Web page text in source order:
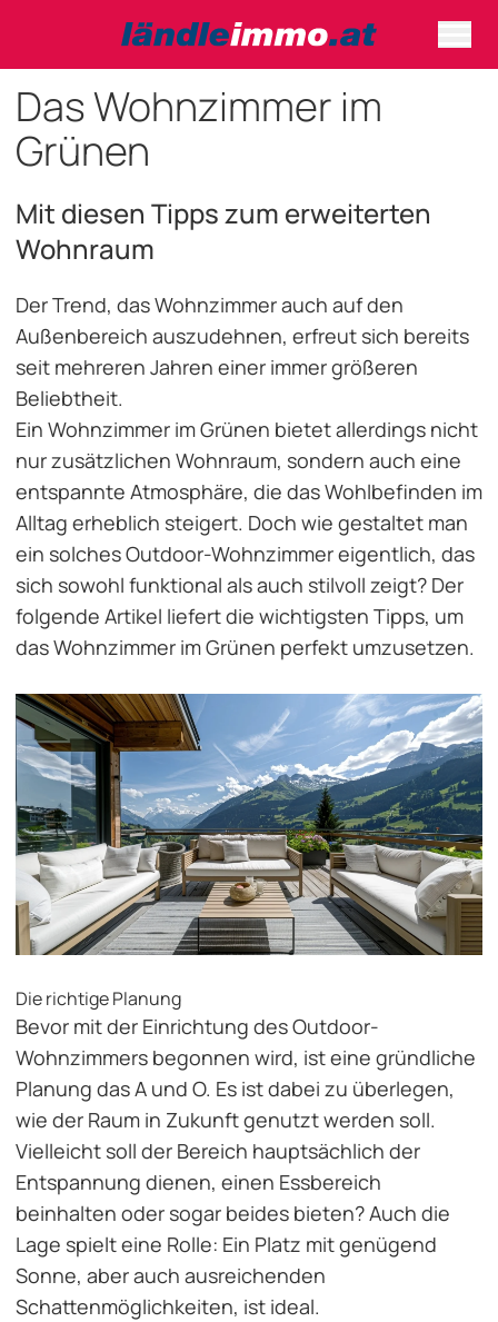
Das Wohnzimmer im
Grünen
Mit diesen Tipps zum erweiterten
Wohnraum
Der Trend, das Wohnzimmer auch auf den
Außenbereich auszudehnen, erfreut sich bereits
seit mehreren Jahren einer immer größeren
Beliebtheit.
Ein Wohnzimmer im Grünen bietet allerdings nicht
nur zusätzlichen Wohnraum, sondern auch eine
entspannte Atmosphäre, die das Wohlbefinden im
Alltag erheblich steigert. Doch wie gestaltet man
ein solches Outdoor-Wohnzimmer eigentlich, das
sich sowohl funktional als auch stilvoll zeigt? Der
folgende Artikel liefert die wichtigsten Tipps, um
das Wohnzimmer im Grünen perfekt umzusetzen.
Die richtige Planung
Bevor mit der Einrichtung des Outdoor-
Wohnzimmers begonnen wird, ist eine gründliche
Planung das A und O. Es ist dabei zu überlegen,
wie der Raum in Zukunft genutzt werden soll.
Vielleicht soll der Bereich hauptsächlich der
Entspannung dienen, einen Essbereich
beinhalten oder sogar beides bieten? Auch die
Lage spielt eine Rolle: Ein Platz mit genügend
Sonne, aber auch ausreichenden
Schattenmöglichkeiten, ist ideal.